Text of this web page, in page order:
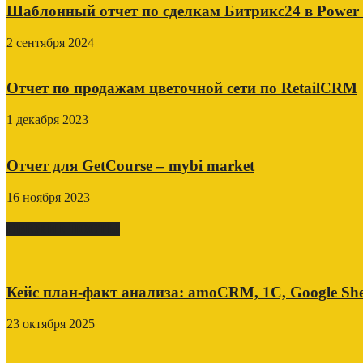
Шаблонный отчет по сделкам Битрикс24 в
2 сентября 2024
Отчет по продажам цветочной сети по RetailCRM
1 декабря 2023
Отчет для GetCourse – mybi market
16 ноября 2023
Кейс план-факт анализа: amoCRM, 1C, Google
23 октября 2025